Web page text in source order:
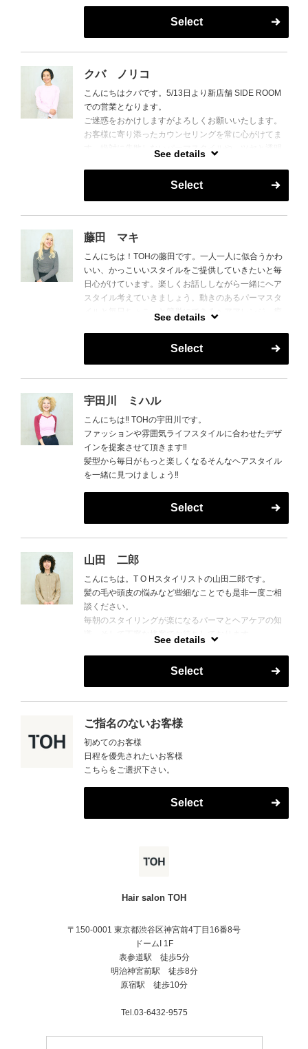
Select
クバ ノリコ
こんにちはクバです。5/13日より新店舗 SIDE ROOM
での営業となります。
ご迷惑をおかけしますがよろしくお願いいたします。
お客様に寄り添ったカウンセリングを常に心がけてま
歳を重ねながら個性もアップデートできるヘアスタイ
ル。わたしに是非任せて下さい。お待ちしております♪
See details
Select
藤田 マキ
こんにちは！TOHの藤田です。一人一人に似合うかわ
いい、かっこいいスタイルをご提供していきたいと毎
日心がけています。楽しくお話ししながら一緒にヘア
スタイル考えていきましょう。動きのあるパーマスタ
See details
Select
宇田川 ミハル
こんにちは‼︎ TOHの宇田川です。
ファッションや雰囲気ライフスタイルに合わせたデザ
インを提案させて頂きます‼︎
髪型から毎日がもっと楽しくなるそんなヘアスタイル
を一緒に見つけましょう‼︎
Select
山田 二郎
こんにちは。T O Hスタイリストの山田二郎です。
髪の毛や頭皮の悩みなど些細なことでも是非一度ご相
談ください。
毎朝のスタイリングが楽になるパーマとヘアケアの知
よろしくお願いします。
See details
Select
ご指名のないお客様
初めてのお客様
日程を優先されたいお客様
こちらをご選択下さい。
Select
Hair salon TOH
〒150-0001 東京都渋谷区神宮前4丁目16番8号
ドームI 1F
表参道駅 徒歩5分
明治神宮前駅 徒歩8分
原宿駅 徒歩10分
Tel.03-6432-9575